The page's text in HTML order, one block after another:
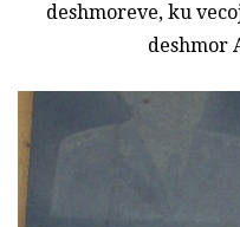
deshmoreve, ku
deshmor